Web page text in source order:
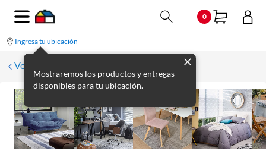
0
Ingresa tu ubicación
Mostraremos los productos y entregas
disponibles para tu ubicación.
Volver